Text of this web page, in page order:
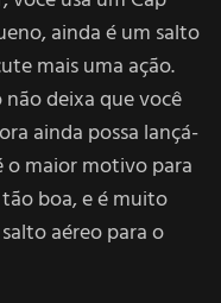
ainda é um salto
mais uma ação.
não deixa que você
ainda possa lançá-
o maior motivo para
boa, e é muito
aéreo para o